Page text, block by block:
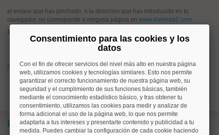
el enlace que has pinchado, o la dirección que has introducido en tu
navegador, no corresponde a ninguna página en www.vivienda2.com
Esto puede haber ocurrido porque:
has pinchado un enlace antiguo que hoy no corresponde a ningún
prueba a buscar lo que quieres desde la página de inicio de vivienda2.com
Lo más buscado
Consentimiento para las cookies y los
datos
Con el fin de ofrecer servicios del nivel más alto en nuestra página
web, utilizamos cookies y tecnologías similares. Esto nos permite
garantizar el correcto funcionamiento de nuestra página web, su
seguridad y el cumplimiento de sus funciones básicas, también
mediante el conocimiento estadístico básico, y tras obtener tu
consentimiento, utilizamos las cookies para medir y analizar de
forma adicional el uso de la página web, lo que nos permite
adaptarla a tus intereses y presentarte contenido y publicidad a tu
medida. Puedes cambiar la configuración de cada cookie haciendo